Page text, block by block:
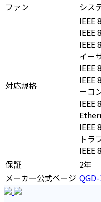
ファン シス
対応規格
IEEE
IEEE
IEEE
イー
IEEE
IEEE
ーコ
IEEE
IEEE
トラ
IEEE
保証
2年
メーカー公式ページ